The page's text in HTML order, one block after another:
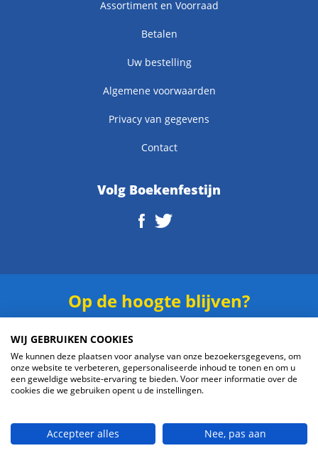
Assortiment en Voorraad
Betalen
Uw bestelling
Algemene voorwaarden
Privacy van gegevens
Contact
Volg Boekenfestijn
Op de hoogte blijven?
© 2026 Boekenfestijn.com | website doorBlueMinds.nl
WIJ GEBRUIKEN COOKIES
We kunnen deze plaatsen voor analyse van onze bezoekersgegevens, om
onze website te verbeteren, gepersonaliseerde inhoud te tonen en om u
een geweldige website-ervaring te bieden. Voor meer informatie over de
cookies die we gebruiken opent u de instellingen.
Accepteer alles Nee, pas aan